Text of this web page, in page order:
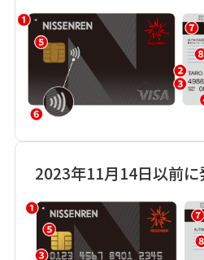
2023年11月14日以前に